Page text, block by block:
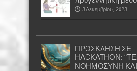
3 Δεκεμβρίου, 2023
ΠΡΟΣΚΛΗΣΗ ΣΕ
HACKATHON:
ΝΟΗΜΟΣΥΝΗ